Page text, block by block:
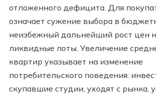
отложенного дефицита. Для
означает сужение выбора в
неизбежный дальнейший рост цен
ликвидные лоты. Увеличение
квартир указывает на изменение
потребительского поведения:
скупавшие студии, уходят с рынка,